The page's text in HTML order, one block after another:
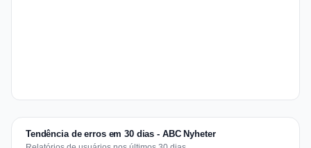
Tendência de erros em 30 dias - ABC Nyheter